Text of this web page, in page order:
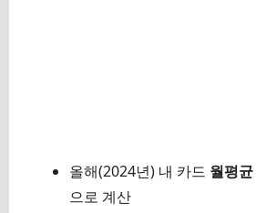
올해(2024년) 내 카드 월평균
으로 계산